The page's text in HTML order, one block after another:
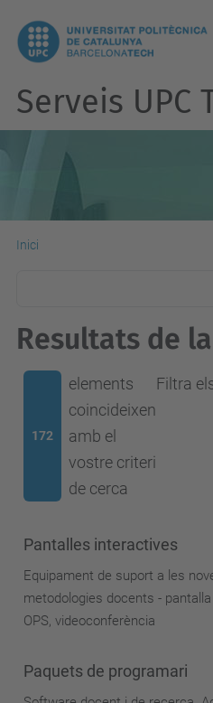
Serveis UPC
Inici
Resultats de
172
elements
coincideixen
amb el
vostre criteri
de cerca
Filtra
Pantalles interactives
Equipament de suport a les
metodologies docents - pantalla
OPS, videoconferència
Paquets de programari